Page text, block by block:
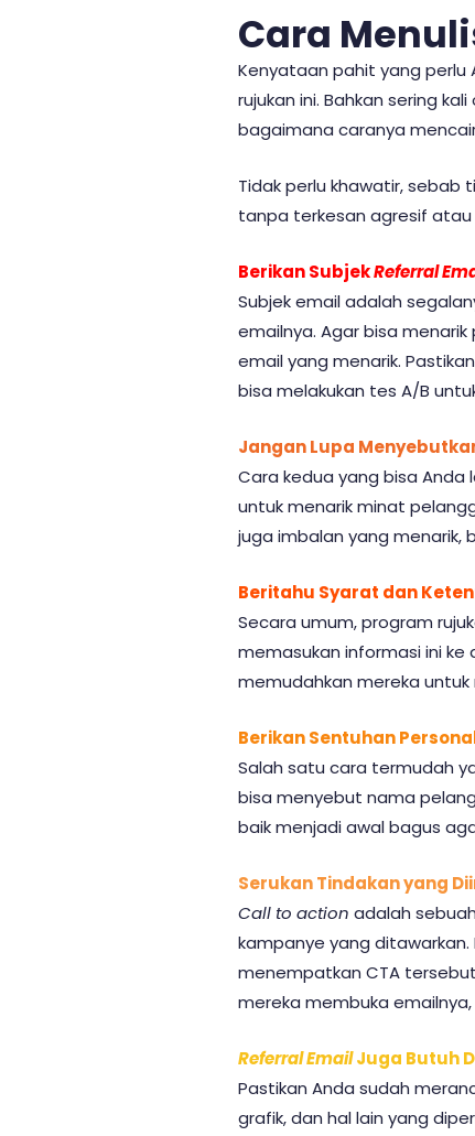
Cara
Kenyataan pahit yang
rujukan ini. Bahkan sering
bagaimana caranya
Tidak perlu khawatir, sebab
tanpa terkesan agresif
Berikan SubjekReferral
Subjek email adalah
emailnya. Agar bisa
email yang menarik.
bisa melakukan tes A/B
Jangan Lupa
Cara kedua yang bisa Anda
untuk menarik minat
juga imbalan yang menarik,
Beritahu Syarat dan
Secara umum, program
memasukan informasi ini
memudahkan mereka
Berikan Sentuhan
Salah satu cara termudah
bisa menyebut nama
baik menjadi awal bagus
Serukan Tindakan yang
Call to action adalah
kampanye yang
menempatkan CTA
mereka membuka
Referral EmailJuga Butuh
Pastikan Anda sudah
grafik, dan hal lain yang